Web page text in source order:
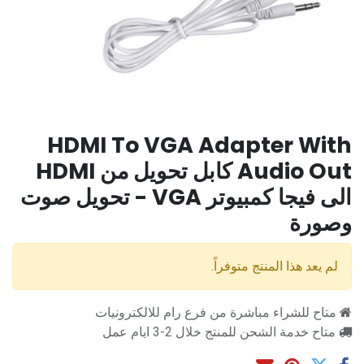
HDMI To VGA Adapter With
Audio Out كابل تحويل من HDMI
الى فيجا كمبيوتر VGA - تحويل صوت
وصورة
لم يعد هذا المنتج متوفراً.
متاح للشراء مباشرة من فرع رام للالكترونيات
متاح خدمة الشحن للمنتج خلال 2-3 ايام عمل